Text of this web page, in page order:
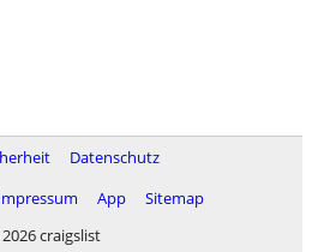
Datenschutz
App
Sitemap
craigslist